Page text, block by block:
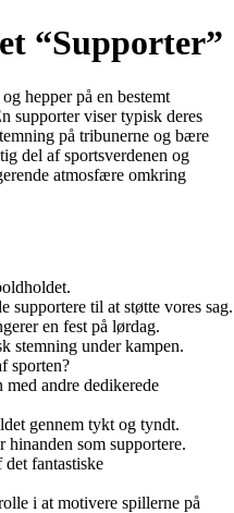
“Supporter”
hepper på en bestemt
supporter viser typisk deres
på tribunerne og bære
del af sportsverdenen og
atmosfære omkring
supportere til at støtte vores sag.
en fest på lørdag.
stemning under kampen.
sporten?
med andre dedikerede
gennem tykt og tyndt.
som supportere.
fantastiske
i at motivere spillerne på